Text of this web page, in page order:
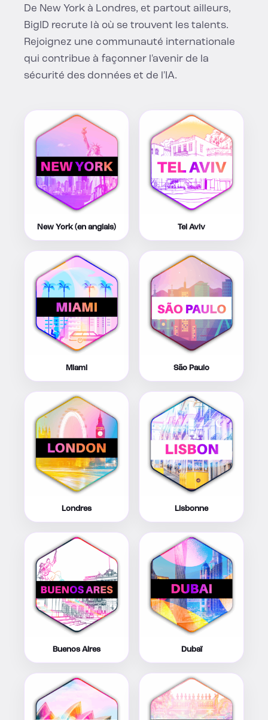
De New York à Londres, et partout ailleurs,
BigID recrute là où se trouvent les talents.
Rejoignez une communauté internationale
qui contribue à façonner l'avenir de la
sécurité des données et de l'IA.
New York (en anglais) Tel Aviv
Miami São Paulo
Londres Lisbonne
Buenos Aires Dubaï